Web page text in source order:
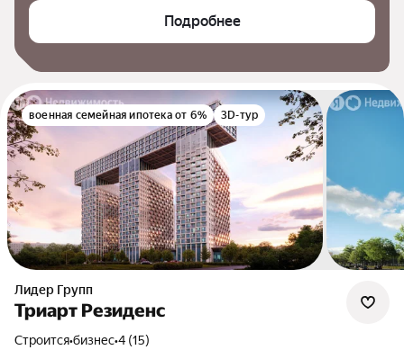
Подробнее
военная семейная ипотека от 6% 3D-тур
Лидер Групп
Триарт Резиденс
Строится•бизнес•4 (15)